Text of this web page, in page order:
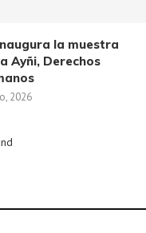
la muestra
Ayñi, Derechos
2026